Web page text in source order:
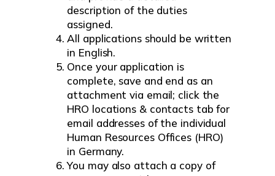
description of the duties
assigned.
All applications should be written
in English.
Once your application is
complete, save and end as an
attachment via email; click the
HRO locations & contacts tab for
email addresses of the individual
Human Resources Offices (HRO)
in Germany.
You may also attach a copy of